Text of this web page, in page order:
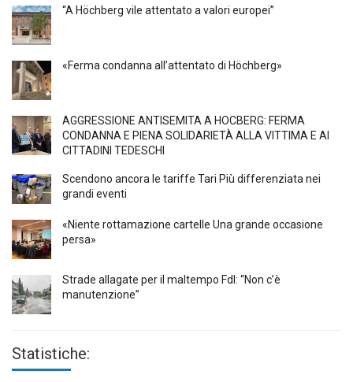
“A Höchberg vile attentato a valori europei”
«Ferma condanna all’attentato di Höchberg»
AGGRESSIONE ANTISEMITA A HÖCBERG: FERMA
CONDANNA E PIENA SOLIDARIETÀ ALLA VITTIMA E AI
CITTADINI TEDESCHI
Scendono ancora le tariffe Tari Più differenziata nei
grandi eventi
«Niente rottamazione cartelle Una grande occasione
persa»
Strade allagate per il maltempo FdI: “Non c’è
manutenzione”
Statistiche: